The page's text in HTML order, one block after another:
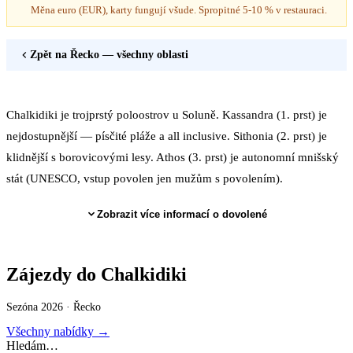
Měna euro (EUR), karty fungují všude. Spropitné 5-10 % v restauraci.
Zpět na Řecko — všechny oblasti
Chalkidiki je trojprstý poloostrov u Soluně. Kassandra (1. prst) je
nejdostupnější — písčité pláže a all inclusive. Sithonia (2. prst) je
klidnější s borovicovými lesy. Athos (3. prst) je autonomní mnišský
stát (UNESCO, vstup povolen jen mužům s povolením).
Zobrazit více informací o dovolené
Zájezdy do Chalkidiki
Sezóna 2026 · Řecko
Všechny nabídky →
Hledám…